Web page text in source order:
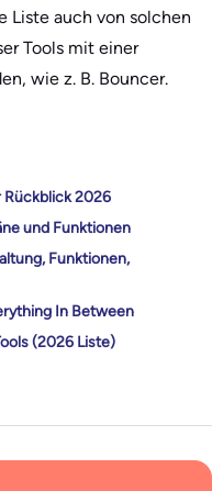
Liste auch von solchen
Tools mit einer
wie z. B. Bouncer.
2026
und Funktionen
Funktionen,
In Between
(2026 Liste)